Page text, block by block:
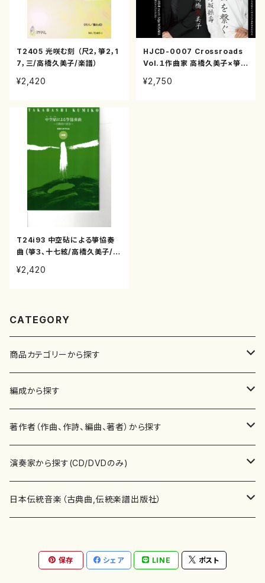
T2405 光咲む刻 （尺2，箏2，1
7，三/高橋久美子/楽譜）
¥2,420
HJCD-0007 Crossroads
Vol.１作曲家 高橋久美子×箏曲
坂操壽/高橋久美子/CD）
¥2,750
T24i93 中空砧による箏協奏
曲（箏３、十七絃/高橋久美子/楽
¥2,420
CATEGORY
商品カテゴリーから探す
楽譜
書籍
書籍
テキストブック
CD・DVD
チケット
邦楽ジャーナル
レコード
編成から探す
邦楽器
箏・琴（ソロ）
箏・琴（合奏）
三味線（合奏）
合唱
混声合唱
男声合唱
歌・声
ピアノ（ソロ）
洋楽器（弦楽器）
著作者（作曲、作詩、編曲、著者）から探す
あ行
青木省三(アオキ ショウゾウ)
秋山健治(アキヤマ ケンジ）
か行
蔭山滸山(カゲヤマ キョザン)
斉藤松声(サイトウ ショウセイ)
演奏家から探す(CD/DVDのみ)
邦楽（箏、三味線、尺八等）演奏家
石川高（笙）
應和惠子（声楽・ソプラノ）
洋楽-鍵盤楽器（ピアノ、オルガン等）演奏家
日本伝統音楽（古典曲,伝統楽譜出版社）
宮城道雄（宮城宗家監修）
地歌箏曲（三絃古典楽譜）
保存 シェア LINE ポスト